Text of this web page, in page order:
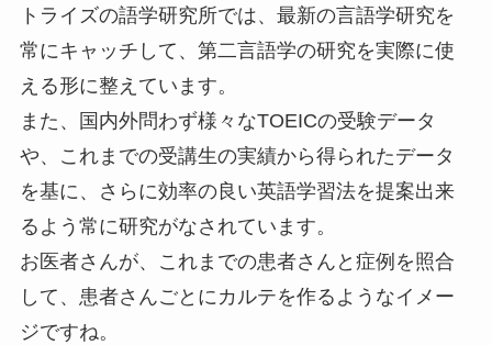
トライズの語学研究所では、最新の言語学研究を
常にキャッチして、第二言語学の研究を実際に使
える形に整えています。
また、
国内外問わず様々なTOEICの受験データ
や、これまでの受講生の実績から得られたデータ
を基に、さらに効率の良い英語学習法を提案出来
るよう常に研究がなされています。
お医者さんが、これまでの患者さんと症例を照合
して、患者さんごとにカルテを作るようなイメー
ジですね。